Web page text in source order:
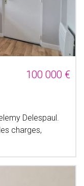
100 000 €
Delespaul.
charges,